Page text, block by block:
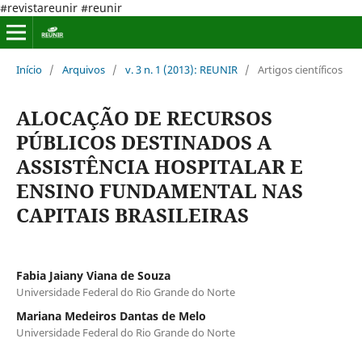
#revistareunir #reunir
Início / Arquivos / v. 3 n. 1 (2013): REUNIR / Artigos científicos
ALOCAÇÃO DE RECURSOS
PÚBLICOS DESTINADOS A
ASSISTÊNCIA HOSPITALAR E
ENSINO FUNDAMENTAL NAS
CAPITAIS BRASILEIRAS
Fabia Jaiany Viana de Souza
Universidade Federal do Rio Grande do Norte
Mariana Medeiros Dantas de Melo
Universidade Federal do Rio Grande do Norte